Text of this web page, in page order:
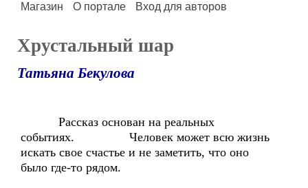
Магазин
О портале Вход для авторов
Хрустальный шар
Татьяна Бекулова
Рассказ основан на реальных
событиях. Человек может всю жизнь
искать свое счастье и не заметить, что оно
было где-то рядом.